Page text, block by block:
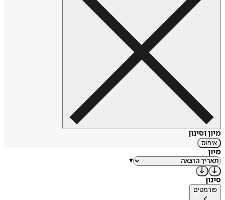
מיון וסינון
איפוס
מיון
▾
סינון
פורמטים